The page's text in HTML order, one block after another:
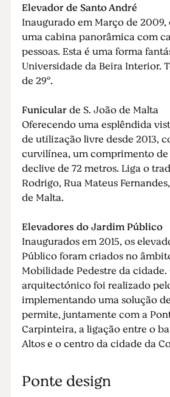
Elevador de Santo André
Inaugurado em Março de
uma cabina panorâmica com
pessoas. Esta é uma forma
Universidade da Beira Interior.
de 29º.
Funicularde S. João de Malta
Oferecendo uma esplêndida
de utilização livre desde 2013,
curvilínea, um comprimento
declive de 72 metros. Liga o
Rodrigo, Rua Mateus
de Malta.
Elevadores do Jardim Público
Inaugurados em 2015, os
Público foram criados no
Mobilidade Pedestre da
arquitectónico foi realizado
implementando uma solução
permite, juntamente com a
Carpinteira, a ligação entre o
Altos e o centro da cidade da
Ponte design